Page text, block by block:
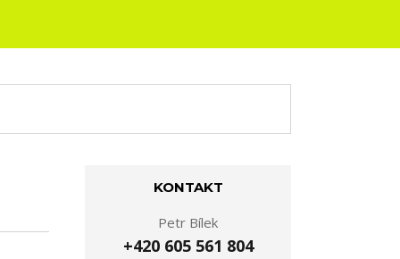
KONTAKT
Petr Bílek
+420 605 561 804